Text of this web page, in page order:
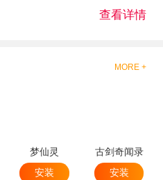
查看详情
MORE +
梦仙灵
安装
古剑奇闻录
安装